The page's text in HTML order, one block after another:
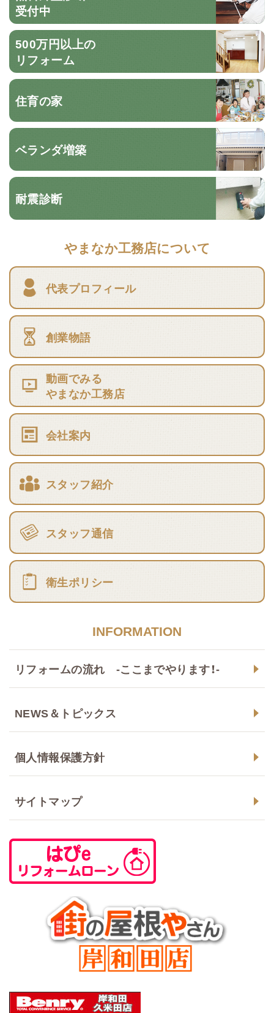
受付中
500万円以上の
リフォーム
住育の家
ベランダ増築
耐震診断
やまなか工務店について
代表プロフィール
創業物語
動画でみる
やまなか工務店
会社案内
スタッフ紹介
スタッフ通信
衛生ポリシー
INFORMATION
リフォームの流れ -ここまでやります！-
NEWS＆トピックス
個人情報保護方針
サイトマップ